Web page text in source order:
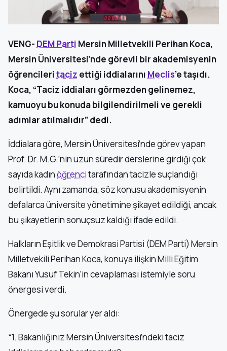
VENG- DEM Parti Mersin Milletvekili Perihan Koca,
Mersin Üniversitesi’nde görevli bir akademisyenin
öğrencileritaciz ettiği iddialarını Meclis’e taşıdı.
Koca, “Taciz iddiaları görmezden gelinemez,
kamuoyu bu konuda bilgilendirilmeli ve gerekli
adımlar atılmalıdır” dedi.
İddialara göre, Mersin Üniversitesi’nde görev yapan
Prof. Dr. M.G.’nin uzun süredir derslerine girdiği çok
sayıda kadınöğrencitarafından tacizle suçlandığı
belirtildi. Aynı zamanda, söz konusu akademisyenin
defalarca üniversite yönetimine şikayet edildiği, ancak
bu şikayetlerin sonuçsuz kaldığı ifade edildi.
Halkların Eşitlik ve Demokrasi Partisi (DEM Parti) Mersin
Milletvekili Perihan Koca, konuya ilişkin Milli Eğitim
Bakanı Yusuf Tekin‘in cevaplaması istemiyle soru
önergesi verdi.
Önergede şu sorular yer aldı:
“1. Bakanlığınız Mersin Üniversitesi’ndeki taciz